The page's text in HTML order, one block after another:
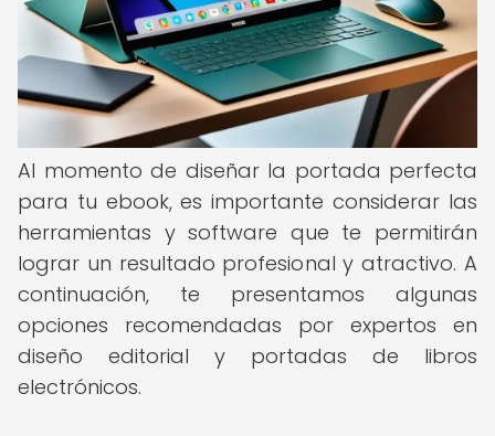
Al momento de diseñar la portada perfecta
para tu ebook, es importante considerar las
herramientas y software que te permitirán
lograr un resultado profesional y atractivo. A
continuación, te presentamos algunas
opciones recomendadas por expertos en
diseño editorial y portadas de libros
electrónicos.